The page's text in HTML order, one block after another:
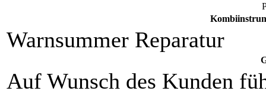
Warnsummer Reparatur
Auf Wunsch des Kunden